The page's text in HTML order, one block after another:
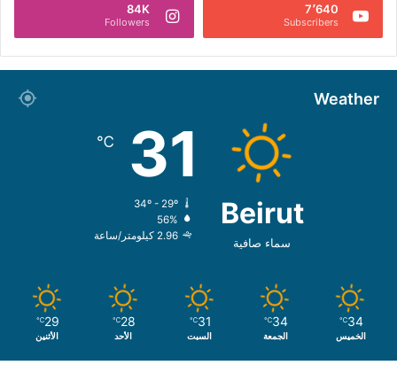
7٬640
Subscribers
84K
Followers
Weather
Beirut
سماء صافية
31
℃
34º - 29º
56%
2.96 كيلومتر/ساعة
34
℃
الخميس
34
℃
الجمعة
31
℃
السبت
28
℃
الأحد
29
℃
الأثنين